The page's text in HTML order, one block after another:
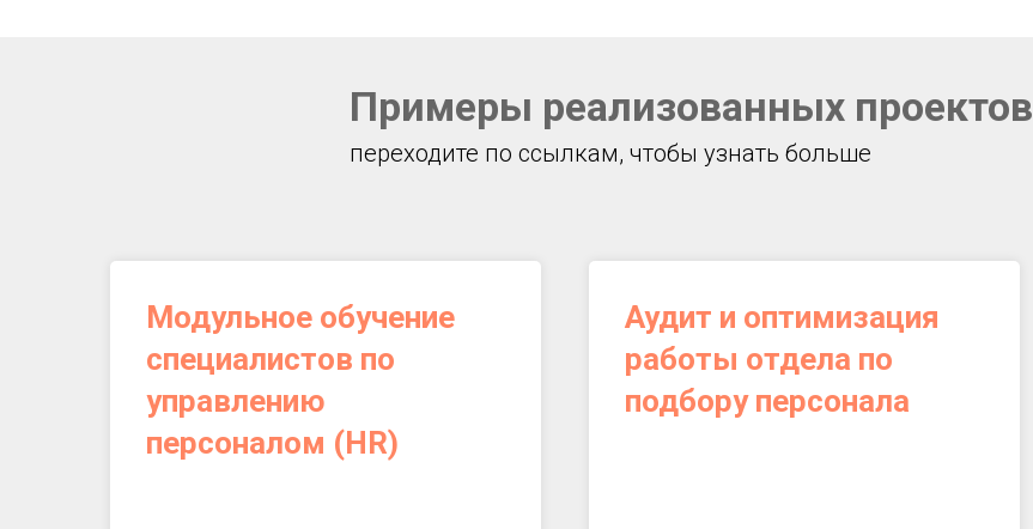
Примеры реализованных проектов
переходите по ссылкам, чтобы узнать больше
Модульное обучение
специалистов по
управлению
персоналом (HR)
Аудит и оптимизация
работы отдела по
подбору персонала